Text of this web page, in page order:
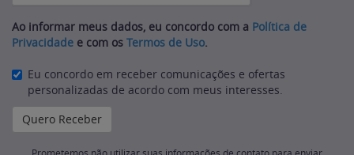
Ao informar meus dados, eu concordo com a Política de
Privacidade e com os Termos de Uso.
Eu concordo em receber comunicações e ofertas
personalizadas de acordo com meus interesses.